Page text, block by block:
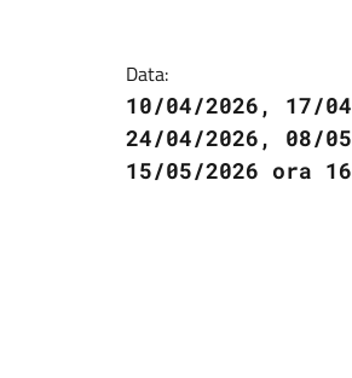
Data:
10/04/2026, 17/
24/04/2026, 08/
15/05/2026 ora